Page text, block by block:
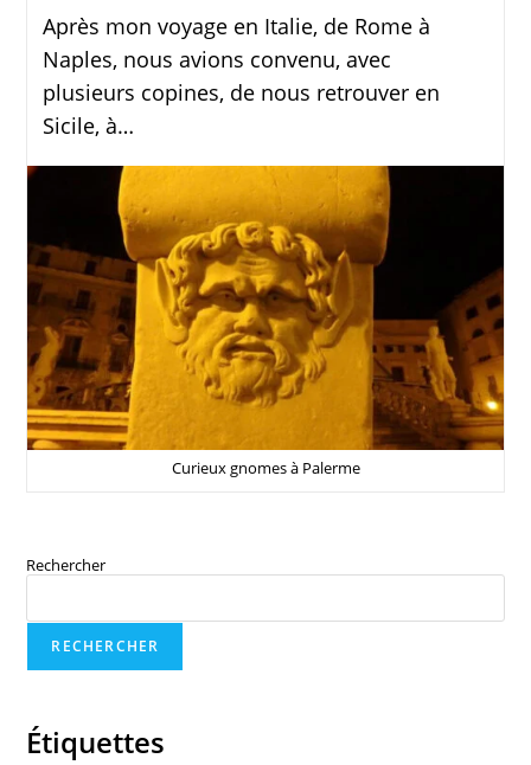
Après mon voyage en Italie, de Rome à
Naples, nous avions convenu, avec
plusieurs copines, de nous retrouver en
Sicile, à…
Curieux gnomes à Palerme
Rechercher
RECHERCHER
Étiquettes